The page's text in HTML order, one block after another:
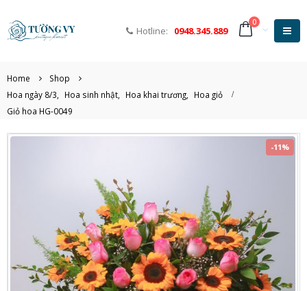
Hotline: 0948.345.889
0
Home
Shop
Hoa ngày 8/3
Hoa sinh nhật Hoa khai trương
Hoa giỏ
Giỏ hoa HG-0049
-11%